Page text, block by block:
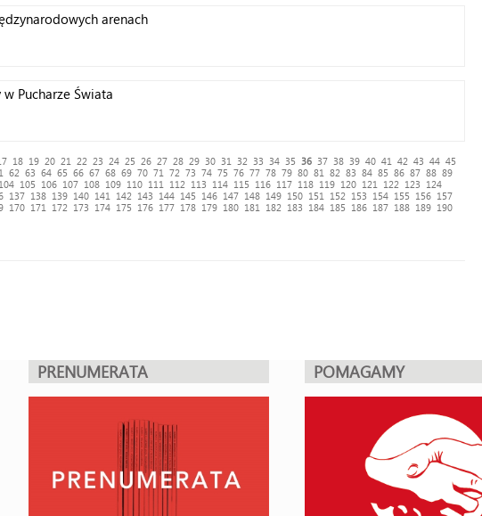
arenach
Pucharze Świata
18 19 20 21 22 23 24 25 26 27 28 29 30 31 32 33 34 35 36 37 38 39 40 41 42 43 44 45
62 63 64 65 66 67 68 69 70 71 72 73 74 75 76 77 78 79 80 81 82 83 84 85 86 87 88 89
104 105 106 107 108 109 110 111 112 113 114 115 116 117 118 119 120 121 122 123
124
137 138 139 140 141 142 143 144 145 146 147 148 149 150 151 152 153 154 155 156 157
170 171 172 173 174 175 176 177 178 179 180 181 182 183 184 185 186 187 188 189 190
PRENUMERATA POMAGAMY